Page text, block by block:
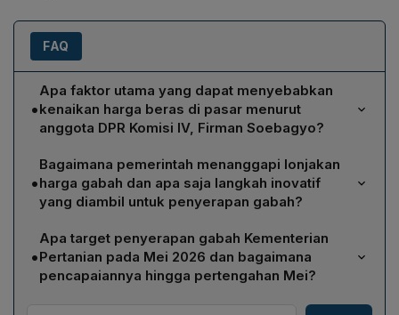
FAQ
•
Apa faktor utama yang dapat menyebabkan
kenaikan harga beras di pasar menurut
anggota DPR Komisi IV, Firman Soebagyo?
Firman Soebagyo menjelaskan bahwa kenaikan harga
gabah di sentra produksi, yang melampaui Harga
Pembelian Pemerintah (HPP) Rp6.500/kg, dapat
menekan harga beras. Selain itu, biaya distribusi
meningkat akibat lonjakan harga solar nonsubsidi yang
mencapai sekitar Rp30.000 per liter, sehingga
pedagang harus menyesuaikan ongkos transportasi
•
Bagaimana pemerintah menanggapi lonjakan
harga gabah dan apa saja langkah inovatif
yang diambil untuk penyerapan gabah?
Wakil Menteri Pertanian, Sudaryono, menyatakan
pemerintah tetap menyerap gabah petani dengan HPP
Rp6.500/kg dan Bulog akan membeli gabah yang tidak
terserap oleh pedagang. Pemerintah juga
memperkenalkan digitalisasi pembayaran kepada
•
Apa target penyerapan gabah Kementerian
Pertanian pada Mei 2026 dan bagaimana
pencapaiannya hingga pertengahan Mei?
Kementerian Pertanian menargetkan penyerapan